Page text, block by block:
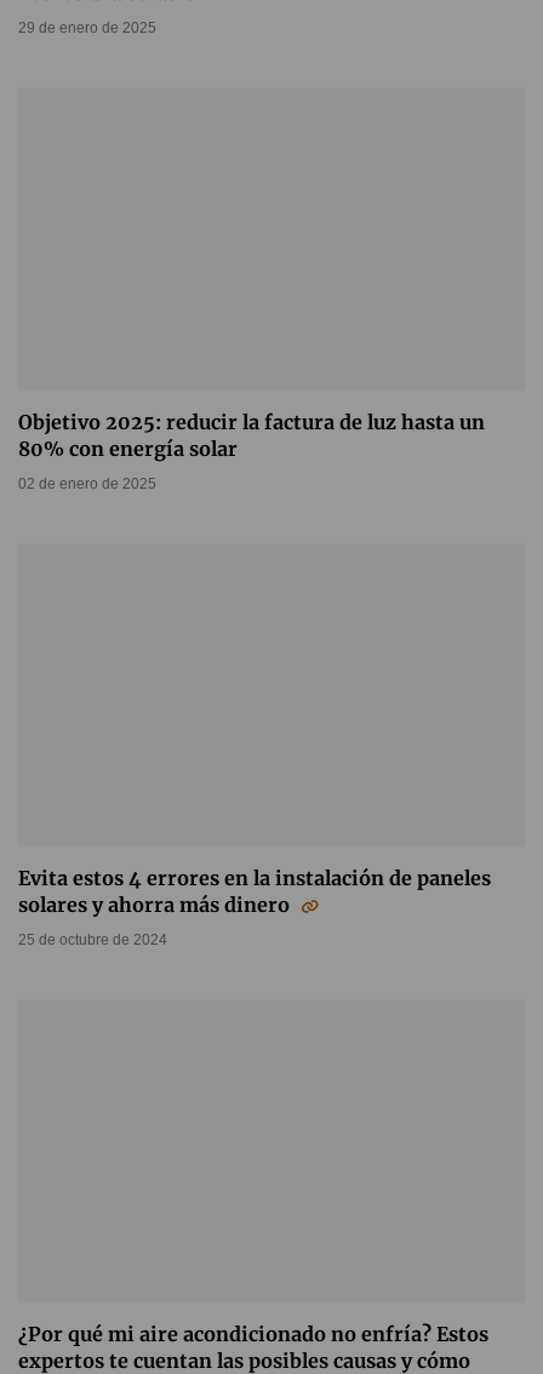
29 de enero de 2025
Objetivo 2025: reducir la factura de luz hasta un
80% con energía solar
02 de enero de 2025
Evita estos 4 errores en la instalación de paneles
solares y ahorra más dinero
25 de octubre de 2024
¿Por qué mi aire acondicionado no enfría? Estos
expertos te cuentan las posibles causas y cómo